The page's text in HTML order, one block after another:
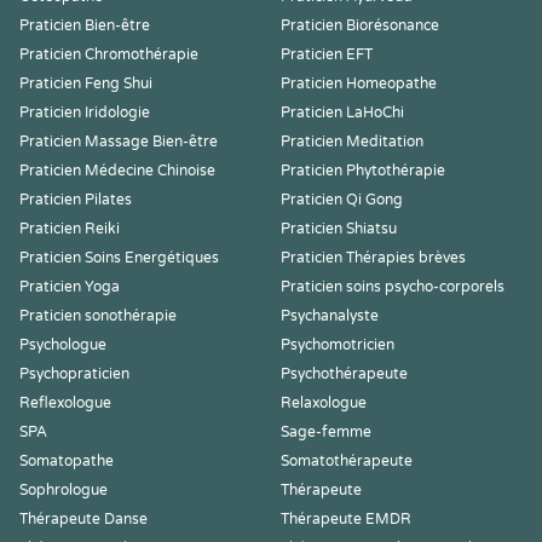
Praticien Bien-être
Praticien Biorésonance
Praticien Chromothérapie
Praticien EFT
Praticien Feng Shui
Praticien Homeopathe
Praticien Iridologie
Praticien LaHoChi
Praticien Massage Bien-être
Praticien Meditation
Praticien Médecine Chinoise
Praticien Phytothérapie
Praticien Pilates
Praticien Qi Gong
Praticien Reiki
Praticien Shiatsu
Praticien Soins Energétiques
Praticien Thérapies brèves
Praticien Yoga
Praticien soins psycho-corporels
Praticien sonothérapie
Psychanalyste
Psychologue
Psychomotricien
Psychopraticien
Psychothérapeute
Reflexologue
Relaxologue
SPA
Sage-femme
Somatopathe
Somatothérapeute
Sophrologue
Thérapeute
Thérapeute Danse
Thérapeute EMDR